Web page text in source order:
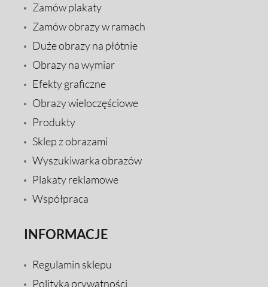
Zamów plakaty
Zamów obrazy w ramach
Duże obrazy na płótnie
Obrazy na wymiar
Efekty graficzne
Obrazy wieloczęściowe
Produkty
Sklep z obrazami
Wyszukiwarka obrazów
Plakaty reklamowe
Współpraca
INFORMACJE
Regulamin sklepu
Polityka prywatności